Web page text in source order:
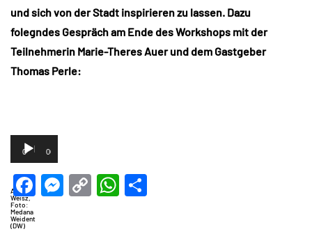
und sich von der Stadt inspirieren zu lassen. Dazu
folegndes Gespräch am Ende des Workshops mit der
Teilnehmerin Marie-Theres Auer und dem Gastgeber
Thomas Perle:
Audio-
Player
00:00
00:00
Astrid
Weisz,
Foto:
Medana
Weident
(DW)
Facebook
Messenger
CopyWhatsApp